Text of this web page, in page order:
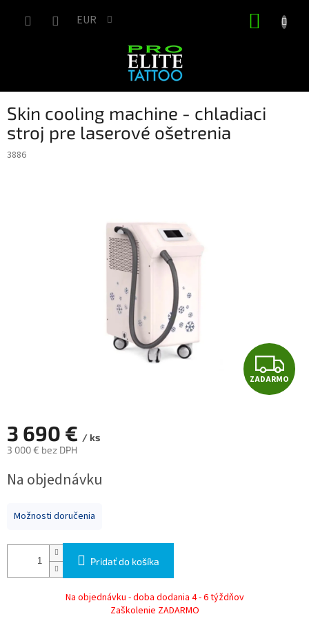
EUR
Skin cooling machine - chladiaci
stroj pre laserové ošetrenia
3886
Z
A
ZADARMO
3 690 € / ks
3 000 € bez DPH
cena:
Na objednávku
Možnosti doručenia
Pridať do košíka
Na objednávku - doba dodania 4 - 6 týždňov
Zaškolenie ZADARMO